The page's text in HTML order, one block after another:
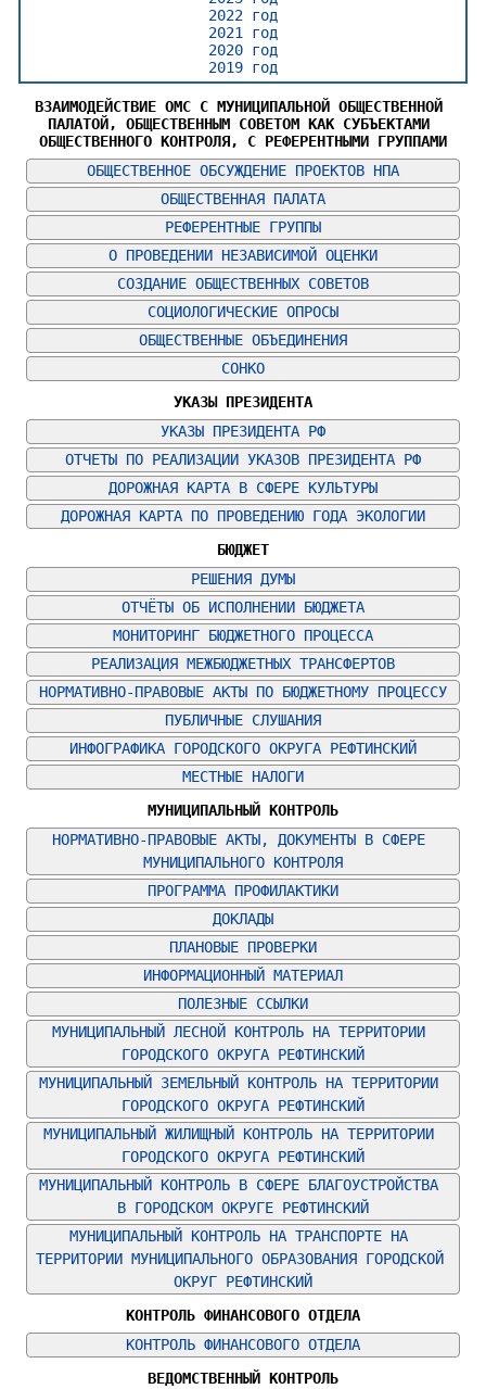
2022 год
2021 год
2020 год
2019 год
ВЗАИМОДЕЙСТВИЕ ОМС С МУНИЦИПАЛЬНОЙ ОБЩЕСТВЕННОЙ
ПАЛАТОЙ, ОБЩЕСТВЕННЫМ СОВЕТОМ КАК СУБЪЕКТАМИ
ОБЩЕСТВЕННОГО КОНТРОЛЯ, С РЕФЕРЕНТНЫМИ ГРУППАМИ
ОБЩЕСТВЕННОЕ ОБСУЖДЕНИЕ ПРОЕКТОВ НПА
ОБЩЕСТВЕННАЯ ПАЛАТА
РЕФЕРЕНТНЫЕ ГРУППЫ
О ПРОВЕДЕНИИ НЕЗАВИСИМОЙ ОЦЕНКИ
СОЗДАНИЕ ОБЩЕСТВЕННЫХ СОВЕТОВ
СОЦИОЛОГИЧЕСКИЕ ОПРОСЫ
ОБЩЕСТВЕННЫЕ ОБЪЕДИНЕНИЯ
СОНКО
УКАЗЫ ПРЕЗИДЕНТА
УКАЗЫ ПРЕЗИДЕНТА РФ
ОТЧЕТЫ ПО РЕАЛИЗАЦИИ УКАЗОВ ПРЕЗИДЕНТА РФ
ДОРОЖНАЯ КАРТА В СФЕРЕ КУЛЬТУРЫ
ДОРОЖНАЯ КАРТА ПО ПРОВЕДЕНИЮ ГОДА ЭКОЛОГИИ
БЮДЖЕТ
РЕШЕНИЯ ДУМЫ
ОТЧЁТЫ ОБ ИСПОЛНЕНИИ БЮДЖЕТА
МОНИТОРИНГ БЮДЖЕТНОГО ПРОЦЕССА
РЕАЛИЗАЦИЯ МЕЖБЮДЖЕТНЫХ ТРАНСФЕРТОВ
НОРМАТИВНО-ПРАВОВЫЕ АКТЫ ПО БЮДЖЕТНОМУ ПРОЦЕССУ
ПУБЛИЧНЫЕ СЛУШАНИЯ
ИНФОГРАФИКА ГОРОДСКОГО ОКРУГА РЕФТИНСКИЙ
МЕСТНЫЕ НАЛОГИ
МУНИЦИПАЛЬНЫЙ КОНТРОЛЬ
НОРМАТИВНО-ПРАВОВЫЕ АКТЫ, ДОКУМЕНТЫ В СФЕРЕ
МУНИЦИПАЛЬНОГО КОНТРОЛЯ
ПРОГРАММА ПРОФИЛАКТИКИ
ДОКЛАДЫ
ПЛАНОВЫЕ ПРОВЕРКИ
ИНФОРМАЦИОННЫЙ МАТЕРИАЛ
ПОЛЕЗНЫЕ ССЫЛКИ
МУНИЦИПАЛЬНЫЙ ЛЕСНОЙ КОНТРОЛЬ НА ТЕРРИТОРИИ
ГОРОДСКОГО ОКРУГА РЕФТИНСКИЙ
МУНИЦИПАЛЬНЫЙ ЗЕМЕЛЬНЫЙ КОНТРОЛЬ НА ТЕРРИТОРИИ
ГОРОДСКОГО ОКРУГА РЕФТИНСКИЙ
МУНИЦИПАЛЬНЫЙ ЖИЛИЩНЫЙ КОНТРОЛЬ НА ТЕРРИТОРИИ
ГОРОДСКОГО ОКРУГА РЕФТИНСКИЙ
МУНИЦИПАЛЬНЫЙ КОНТРОЛЬ В СФЕРЕ БЛАГОУСТРОЙСТВА
В ГОРОДСКОМ ОКРУГЕ РЕФТИНСКИЙ
МУНИЦИПАЛЬНЫЙ КОНТРОЛЬ НА ТРАНСПОРТЕ НА
ТЕРРИТОРИИ МУНИЦИПАЛЬНОГО ОБРАЗОВАНИЯ ГОРОДСКОЙ
ОКРУГ РЕФТИНСКИЙ
КОНТРОЛЬ ФИНАНСОВОГО ОТДЕЛА
КОНТРОЛЬ ФИНАНСОВОГО ОТДЕЛА
ВЕДОМСТВЕННЫЙ КОНТРОЛЬ